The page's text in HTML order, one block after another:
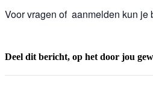
Voor vragen of aanmelden kun
Deel dit bericht, op het door jou